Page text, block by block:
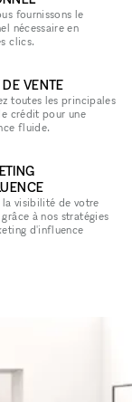
fournissons le
nécessaire en
clics.
VENTE
toutes les principales
crédit pour une
fluide.
la visibilité de votre
à nos stratégies
d'influence